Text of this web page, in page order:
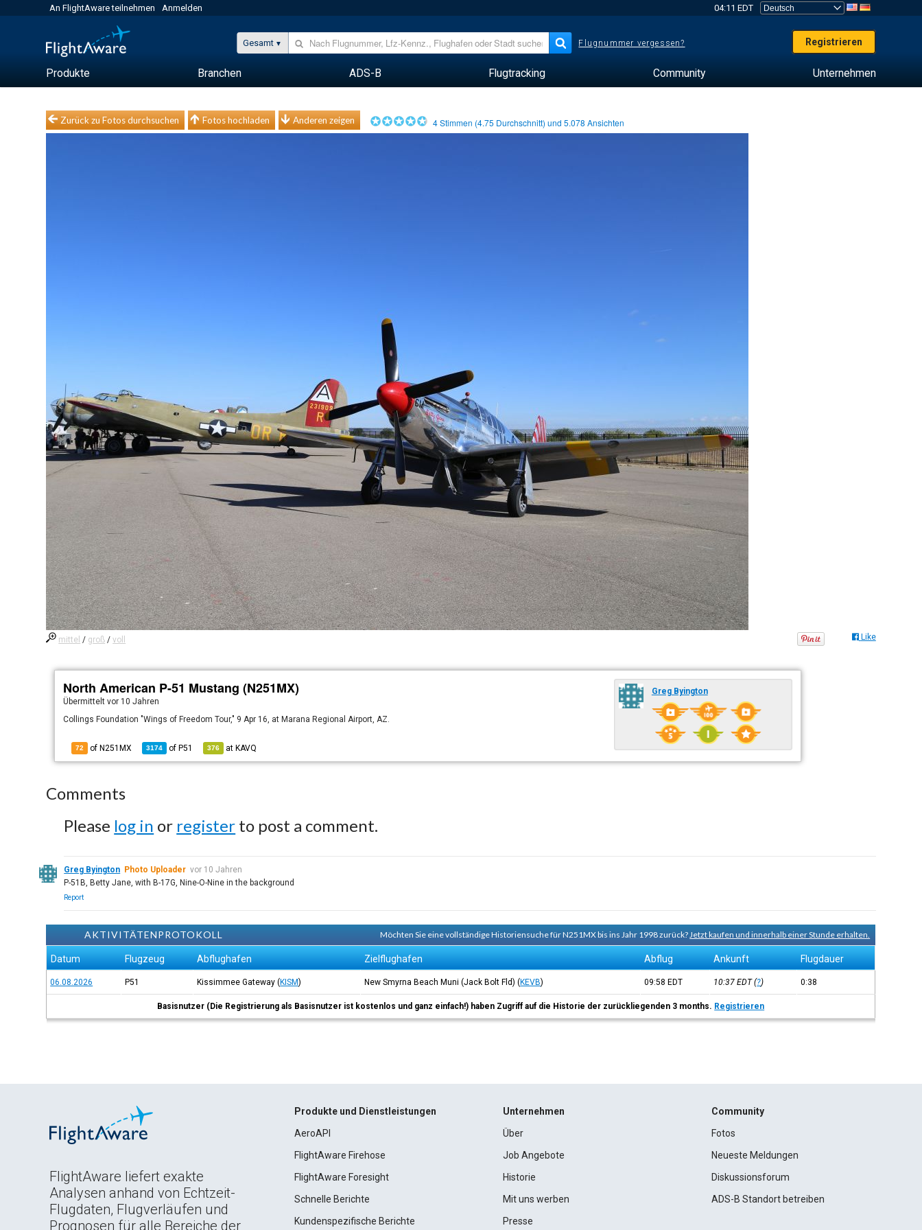
An FlightAware teilnehmen Anmelden 04:11 EDT
Gesamt Flugnummer vergessen? Registrieren
Produkte Branchen ADS-B Flugtracking Community Unternehmen
Zurück zu Fotos durchsuchen Fotos hochladen Anderen zeigen 4Stimmen (4.75 Durchschnitt) und5.078 Ansichten
mittel / groß /voll Like
North American P-51 Mustang (N251MX)
Übermitteltvor 10 Jahren
Collings Foundation "Wings of Freedom Tour," 9 Apr 16, at Marana Regional Airport, AZ.
72 of N251MX 3174 of P51 376 at KAVQ
Greg Byington
Comments
Please log in or register to post a comment.
Greg Byington Photo Uploader vor 10 Jahren
P-51B, Betty Jane, with B-17G, Nine-O-Nine in the background
Report
AKTIVITÄTENPROTOKOLL Möchten Sie eine vollständige Historiensuche für N251MX bis ins Jahr 1998 zurück?Jetzt kaufen und innerhalb einer Stunde erhalten.
Datum Flugzeug Abflughafen Zielflughafen Abflug Ankunft Flugdauer
06.08.2026 P51 Kissimmee Gateway (KISM) New Smyrna Beach Muni (Jack Bolt Fld) (KEVB) 09:58 EDT 10:37EDT(?) 0:38
Basisnutzer (Die Registrierung als Basisnutzer ist kostenlos und ganz einfach!) haben Zugriff auf die Historie der zurückliegenden 3 months. Registrieren
FlightAware liefert exakte
Analysen anhand von Echtzeit-
Flugdaten, Flugverläufen und
Prognosen für alle Bereiche der
Produkte und Dienstleistungen
AeroAPI
FlightAware Firehose
FlightAware Foresight
Schnelle Berichte
Kundenspezifische Berichte
Unternehmen
Über
Job Angebote
Historie
Mit uns werben
Presse
Community
Fotos
Neueste Meldungen
Diskussionsforum
ADS-B Standort betreiben